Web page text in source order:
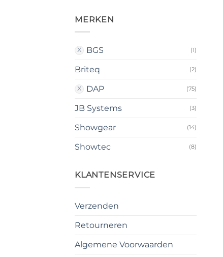
MERKEN
BGS (1)
Briteq (2)
DAP (75)
JB Systems (3)
Showgear (14)
Showtec (8)
KLANTENSERVICE
Verzenden
Retourneren
Algemene Voorwaarden